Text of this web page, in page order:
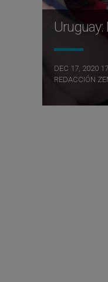
DEC 17, 2020
REDACCIÓN